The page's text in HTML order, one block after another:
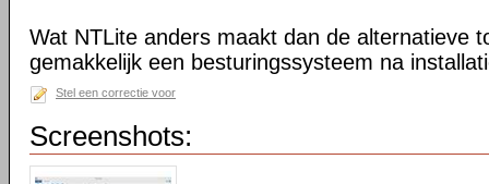
Wat NTLite anders maakt dan de alternatieve
gemakkelijk een besturingssysteem na
Stel een correctie voor
Screenshots: